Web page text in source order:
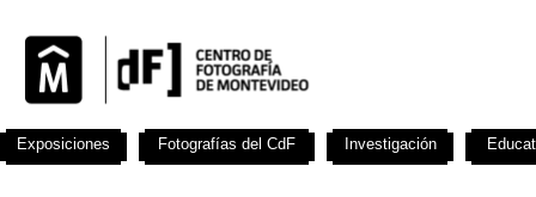
Exposiciones Fotografías del CdF Investigación